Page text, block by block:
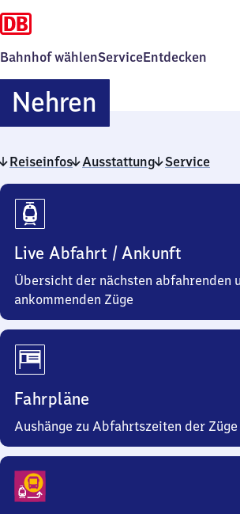
Bahnhof wählenServiceEntdecken
NehrenNehren
Reiseinfos Ausstattung Service
Reiseinfos
Live Abfahrt / Ankunft
Übersicht der nächsten abfahrenden
ankommenden Züge
Fahrpläne
Aushänge zu Abfahrtszeiten der Züge